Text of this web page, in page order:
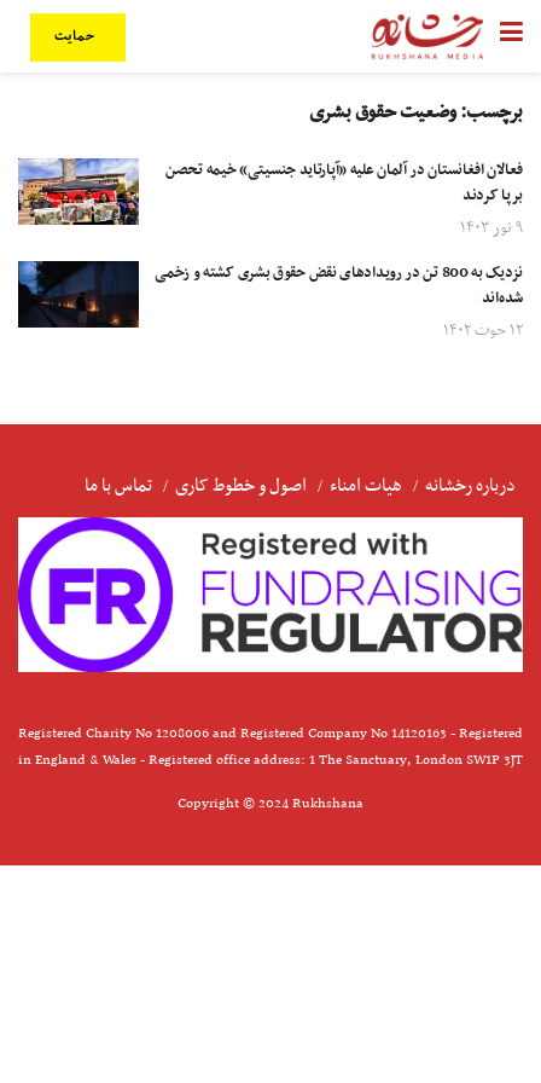
حمایت
برچسب:وضعیت حقوق بشری
فعالان افغانستان در آلمان علیه «آپارتاید جنسیتی» خیمه تحصن
برپا کردند
۹ ثور ۱۴۰۳
نزدیک به 800 تن در رویدادهای نقض حقوق بشری کشته و زخمی
شده‌اند
۱۲ حوت ۱۴۰۲
درباره رخشانه هیات امناء اصول و خطوط کاری تماس با ما
Registered Charity No 1208006 and Registered Company No 14120163 - Registered
in England & Wales - Registered office address: 1 The Sanctuary, London SW1P 3JT
Copyright © 2024 Rukhshana